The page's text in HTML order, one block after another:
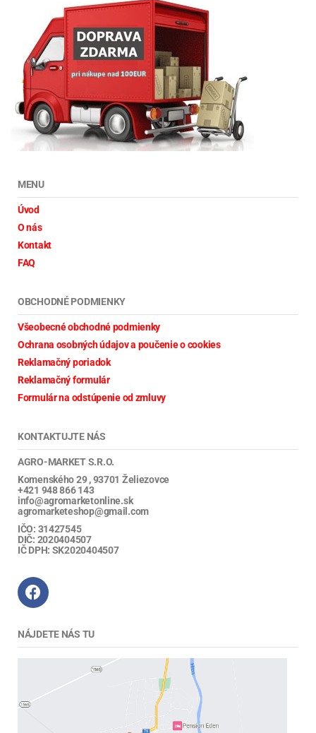
MENU
Úvod
O nás
Kontakt
FAQ
OBCHODNÉ PODMIENKY
Všeobecné obchodné podmienky
Ochrana osobných údajov a poučenie o cookies
Reklamačný poriadok
Reklamačný formulár
Formulár na odstúpenie od zmluvy
KONTAKTUJTE NÁS
AGRO-MARKET S.R.O.
Komenského 29 , 93701 Želiezovce
+421 948 866 143
info@agromarketonline.sk
agromarketeshop@gmail.com
IČO: 31427545
DIČ: 2020404507
IČ DPH: SK2020404507
NÁJDETE NÁS TU